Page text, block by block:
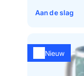
Aan de slag
Nieuw